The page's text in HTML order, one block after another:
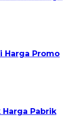
Harga Promo
Harga Pabrik